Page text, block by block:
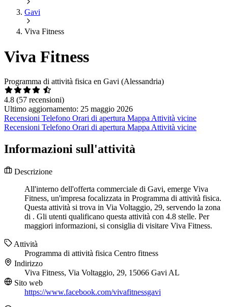
Gavi
Viva Fitness
Viva Fitness
Programma di attività fisica en Gavi (Alessandria)
4.8 (57 recensioni)
Ultimo aggiornamento: 25 maggio 2026
Recensioni Telefono Orari di apertura Mappa Attività vicine
Recensioni Telefono Orari di apertura Mappa Attività vicine
Informazioni sull'attività
Descrizione
All'interno dell'offerta commerciale di Gavi, emerge Viva
Fitness, un'impresa focalizzata in Programma di attività fisica.
Questa attività si trova in Via Voltaggio, 29, servendo la zona
di . Gli utenti qualificano questa attività con 4.8 stelle. Per
maggiori informazioni, si consiglia di visitare Viva Fitness.
Attività
Programma di attività fisica Centro fitness
Indirizzo
Viva Fitness, Via Voltaggio, 29, 15066 Gavi AL
Sito web
https://www.facebook.com/vivafitnessgavi